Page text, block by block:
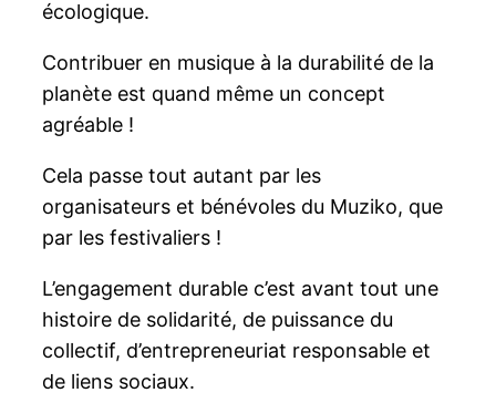
écologique.
Contribuer en musique à la durabilité de la
planète est quand même un concept
agréable !
Cela passe tout autant par les
organisateurs et bénévoles du Muziko, que
par les festivaliers !
L’engagement durable c’est avant tout une
histoire de solidarité, de puissance du
collectif, d’entrepreneuriat responsable et
de liens sociaux.